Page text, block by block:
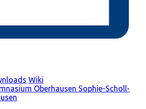
Wiki
Sophie-Scholl-